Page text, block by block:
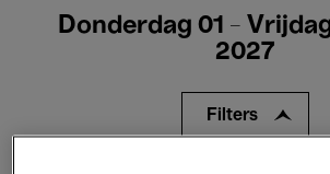
Donderdag 01 -
2027
Filters